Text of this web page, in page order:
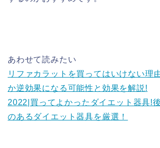
あわせて読みたい
リファカラットを買ってはいけない理
か逆効果になる可能性と効果を解説!
2022|買ってよかったダイエット器具!
のあるダイエット器具を厳選！